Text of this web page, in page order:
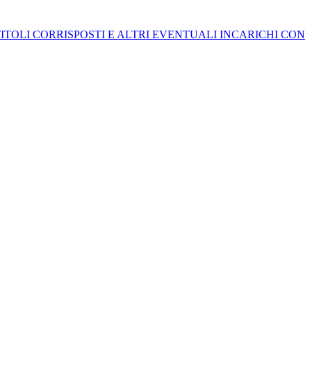
CORRISPOSTI E ALTRI EVENTUALI INCARICHI CON